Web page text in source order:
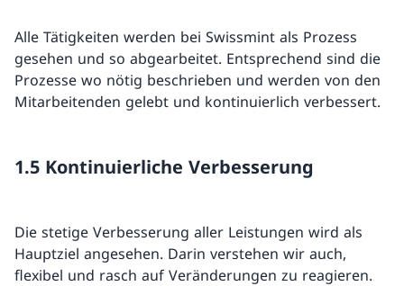
Alle Tätigkeiten werden bei Swissmint als Prozess
gesehen und so abgearbeitet. Entsprechend sind die
Prozesse wo nötig beschrieben und werden von den
Mitarbeitenden gelebt und kontinuierlich verbessert.
1.5 Kontinuierliche Verbesserung
Die stetige Verbesserung aller Leistungen wird als
Hauptziel angesehen. Darin verstehen wir auch,
flexibel und rasch auf Veränderungen zu reagieren.